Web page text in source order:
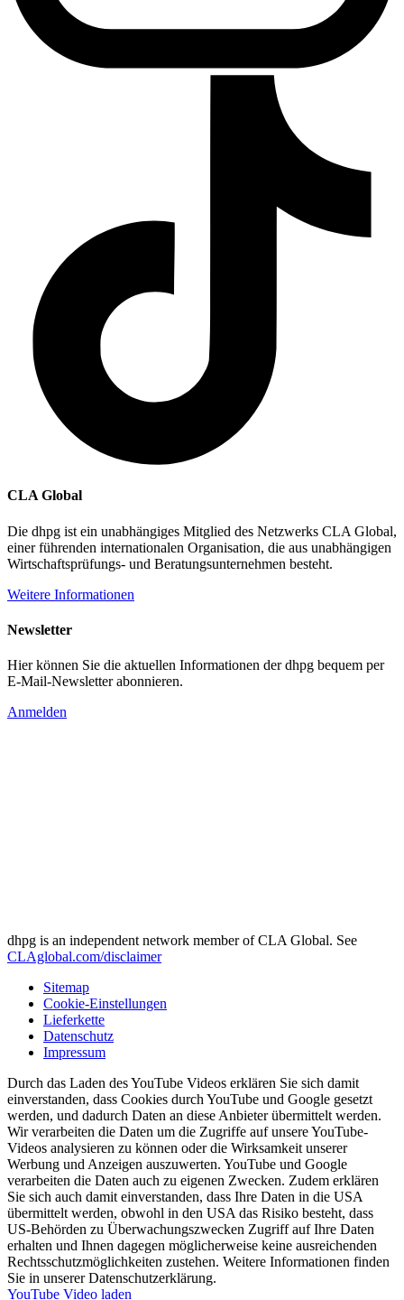
CLA Global
Die dhpg ist ein unabhängiges Mitglied des Netzwerks CLA Global,
einer führenden internationalen Organisation, die aus unabhängigen
Wirtschaftsprüfungs- und Beratungsunternehmen besteht.
Weitere Informationen
Newsletter
Hier können Sie die aktuellen Informationen der dhpg bequem per
E-Mail-Newsletter abonnieren.
Anmelden
dhpg is an independent network member of CLA Global. See
CLAglobal.com/disclaimer
Sitemap
Cookie-Einstellungen
Lieferkette
Datenschutz
Impressum
Durch das Laden des YouTube Videos erklären Sie sich damit
einverstanden, dass Cookies durch YouTube und Google gesetzt
werden, und dadurch Daten an diese Anbieter übermittelt werden.
Wir verarbeiten die Daten um die Zugriffe auf unsere YouTube-
Videos analysieren zu können oder die Wirksamkeit unserer
Werbung und Anzeigen auszuwerten. YouTube und Google
verarbeiten die Daten auch zu eigenen Zwecken. Zudem erklären
Sie sich auch damit einverstanden, dass Ihre Daten in die USA
übermittelt werden, obwohl in den USA das Risiko besteht, dass
US-Behörden zu Überwachungszwecken Zugriff auf Ihre Daten
erhalten und Ihnen dagegen möglicherweise keine ausreichenden
Rechtsschutzmöglichkeiten zustehen. Weitere Informationen finden
Sie in unserer Datenschutzerklärung.
YouTube Video laden